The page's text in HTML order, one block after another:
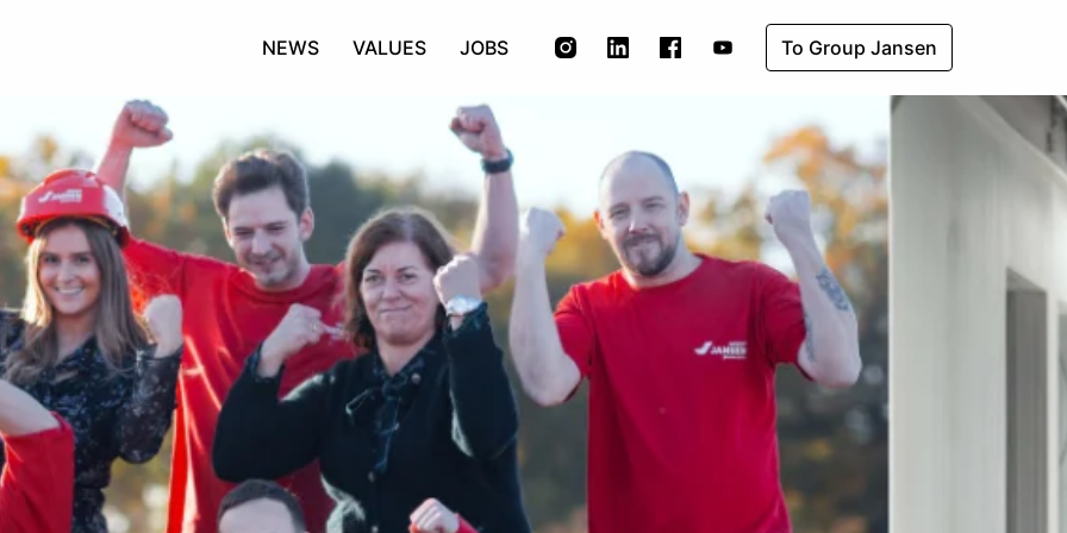
NEWS VALUES JOBS To Group Jansen